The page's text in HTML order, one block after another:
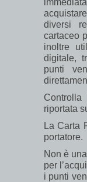
diversi
cartaceo
inoltre
digitale,
punti
riportata
La Carta
portatore.
Non è
per
i punti